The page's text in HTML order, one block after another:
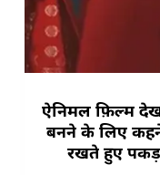
ऐनिमल फ़िल्म
बनने के लिए
रखते हुए